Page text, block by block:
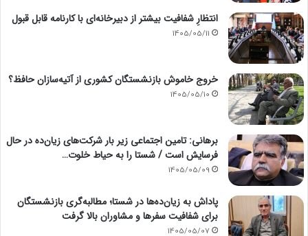
انتظارِ شفافیت بیشتر از دبیرخانه‌ای با کارنامه قابل قبول
1405/05/11
خروج خاموش بازنشستگان کشوری از آتیه‌سازان حافظ؟
1405/05/10
برهانی: تامین اجتماعی زیر بار شرکت‌های زیان‌ده در حال
فرسایش است / شستا را به حیاط خلوت…
1405/05/09
پاداش به زیان‌ده‌ها در شستا؛ مطالبه‌گری بازنشستگان
برای شفافیت سفرها و مشاوران بالا گرفت
1405/05/07